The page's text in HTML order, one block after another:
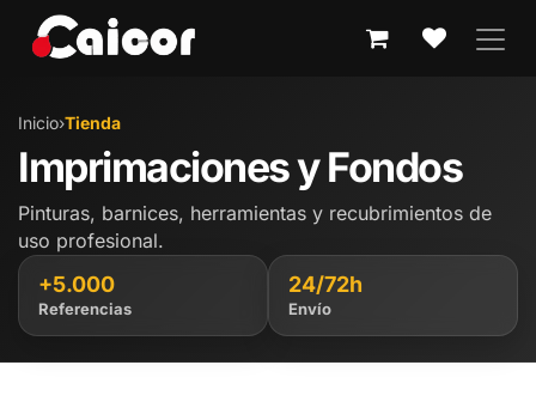
Inicio›Tienda
Imprimaciones y Fondos
Pinturas, barnices, herramientas y recubrimientos de
uso profesional.
+5.000
Referencias
24/72h
Envío